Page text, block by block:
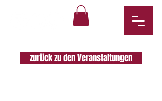
zurück zu den Veranstaltungen